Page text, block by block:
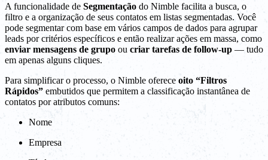
A funcionalidade de Segmentação do Nimble facilita a busca, o
filtro e a organização de seus contatos em listas segmentadas. Você
pode segmentar com base em vários campos de dados para agrupar
leads por critérios específicos e então realizar ações em massa, como
enviar mensagens de grupo ou criar tarefas de follow-up — tudo
em apenas alguns cliques.
Para simplificar o processo, o Nimble oferece oito “Filtros
Rápidos” embutidos que permitem a classificação instantânea de
contatos por atributos comuns:
Nome
Empresa